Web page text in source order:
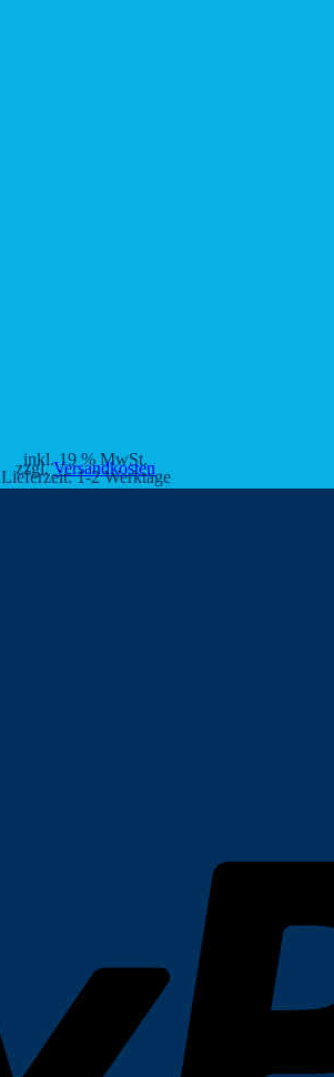
inkl. 19 % MwSt.
zzgl.Versandkosten
Lieferzeit:1-2 Werktage